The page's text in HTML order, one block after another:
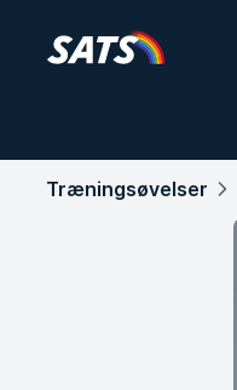
Træningsøvelser